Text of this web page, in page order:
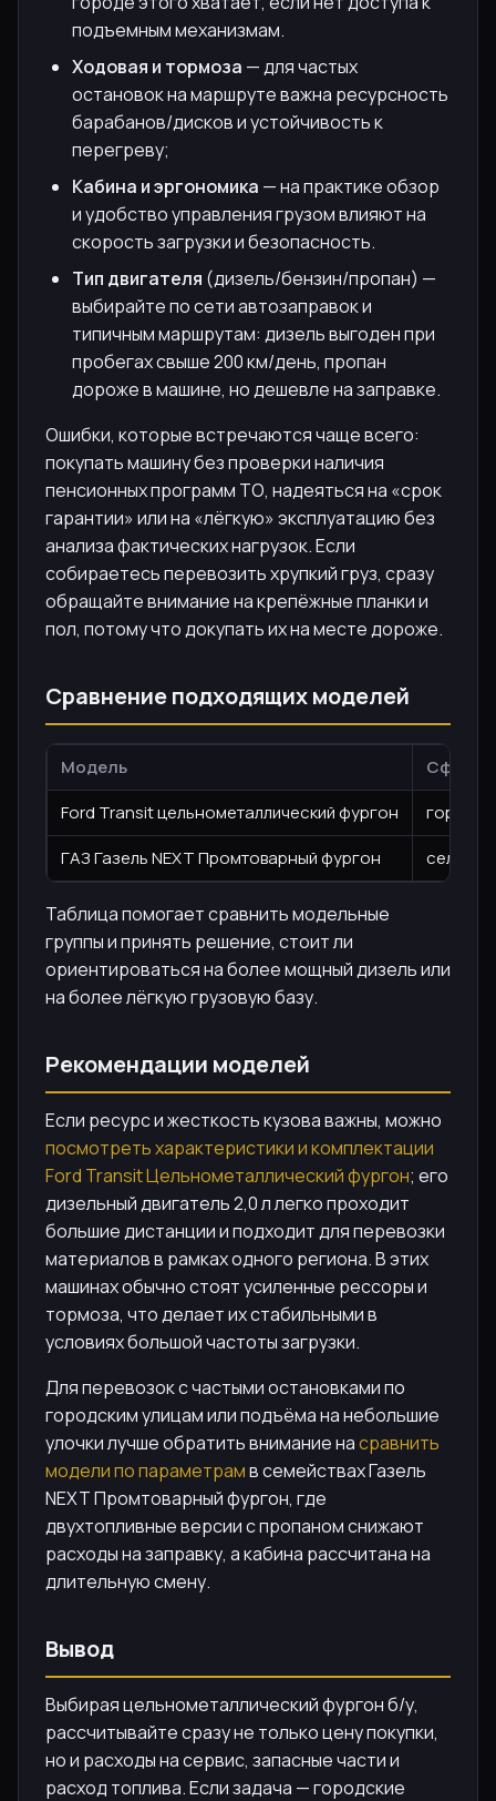
подъемным механизмам.
Ходовая и тормоза — для частых
остановок на маршруте важна ресурсность
барабанов/дисков и устойчивость к
перегреву;
Кабина и эргономика — на практике обзор
и удобство управления грузом влияют на
скорость загрузки и безопасность.
Тип двигателя (дизель/бензин/пропан) —
выбирайте по сети автозаправок и
типичным маршрутам: дизель выгоден при
пробегах свыше 200 км/день, пропан
дороже в машине, но дешевле на заправке.
Ошибки, которые встречаются чаще всего:
покупать машину без проверки наличия
пенсионных программ ТО, надеяться на «срок
гарантии» или на «лёгкую» эксплуатацию без
анализа фактических нагрузок. Если
собираетесь перевозить хрупкий груз, сразу
обращайте внимание на крепёжные планки и
пол, потому что докупать их на месте дороже.
Сравнение подходящих моделей
Модель
Сфера
Ford Transit цельнометаллический фургон
ГАЗ Газель NEXT Промтоварный фургон
Таблица помогает сравнить модельные
группы и принять решение, стоит ли
ориентироваться на более мощный дизель или
на более лёгкую грузовую базу.
Рекомендации моделей
Если ресурс и жесткость кузова важны, можно
посмотреть характеристики и комплектации
Ford Transit Цельнометаллический фургон; его
дизельный двигатель 2,0 л легко проходит
большие дистанции и подходит для перевозки
материалов в рамках одного региона. В этих
машинах обычно стоят усиленные рессоры и
тормоза, что делает их стабильными в
условиях большой частоты загрузки.
Для перевозок с частыми остановками по
городским улицам или подъёма на небольшие
улочки лучше обратить внимание насравнить
модели по параметрамв семействах Газель
NEXT Промтоварный фургон, где
двухтопливные версии с пропаном снижают
расходы на заправку, а кабина рассчитана на
длительную смену.
Вывод
Выбирая цельнометаллический фургон б/у,
рассчитывайте сразу не только цену покупки,
но и расходы на сервис, запасные части и
расход топлива. Если задача — городские